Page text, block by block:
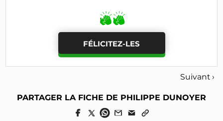
FÉLICITEZ-LES
Suivant ›
PARTAGER LA FICHE DE PHILIPPE DUNOYER